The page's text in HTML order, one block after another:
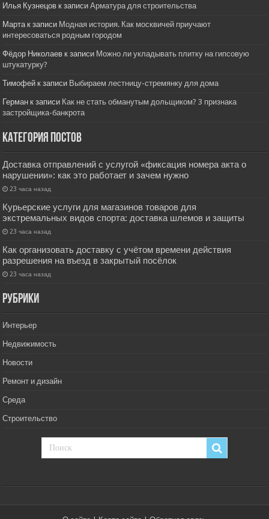
Илья Кузнецов к записиАрматура для строительства
Марта к записи Модная история. Как москвичей приучают
интересоваться родным городом
Фёдор Николаев к записи Можно ли укладывать плитку на гипсовую
штукатурку?
Тимофей к записи Выбираем лестницу-стремянку для дома
Герман к записи Как не стать обманутым дольщиком? 3 признака
застройщика-банкрота
Категория постов
Доставка отправлений с услугой «фиксация номера акта о
нарушении»: как это работает и зачем нужно
23 часа назад
Курьерские услуги для магазинов товаров для
экстремальных видов спорта: доставка шлемов и защиты
23 часа назад
Как организовать доставку с учётом времени действия
разрешения на въезд в закрытый посёлок
23 часа назад
РУбрики
Интерьер
Недвижимость
Новости
Ремонт и дизайн
Среда
Строительство